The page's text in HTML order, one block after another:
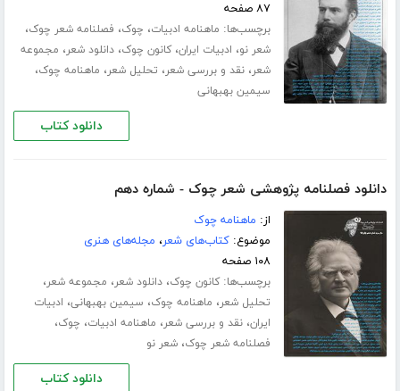
۸۷ صفحه
برچسب‌ها: ماهنامه ادبیات، چوک، فصلنامه شعر چوک،
شعر نو، ادبیات ایران،کانون چوک،دانلود شعر، مجموعه
شعر،نقد و بررسی شعر، تحلیل شعر، ماهنامه چوک،
سیمین بهبهانی
دانلود کتاب
دانلود فصلنامه پژوهشی شعر چوک - شماره دهم
از: ماهنامه چوک
موضوع:کتاب‌های شعر، مجله‌های هنری
۱۰۸ صفحه
برچسب‌ها:کانون چوک،دانلود شعر، مجموعه شعر،
تحلیل شعر، ماهنامه چوک، سیمین بهبهانی، ادبیات
ایران،نقد و بررسی شعر، ماهنامه ادبیات، چوک،
فصلنامه شعر چوک،شعر نو
دانلود کتاب